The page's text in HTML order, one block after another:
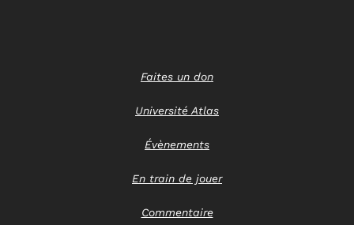
Faites un don
Université Atlas
Évènements
En train de jouer
Commentaire